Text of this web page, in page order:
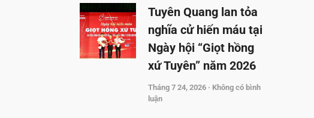
Tuyên Quang lan tỏa
nghĩa cử hiến máu tại
Ngày hội “Giọt hồng
xứ Tuyên” năm 2026
Tháng 7 24, 2026
Không có bình
luận